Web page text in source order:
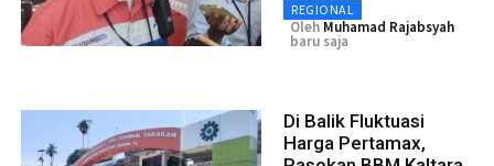
REGIONAL
Oleh Muhamad Rajabsyah
baru saja
Di Balik Fluktuasi
Harga Pertamax,